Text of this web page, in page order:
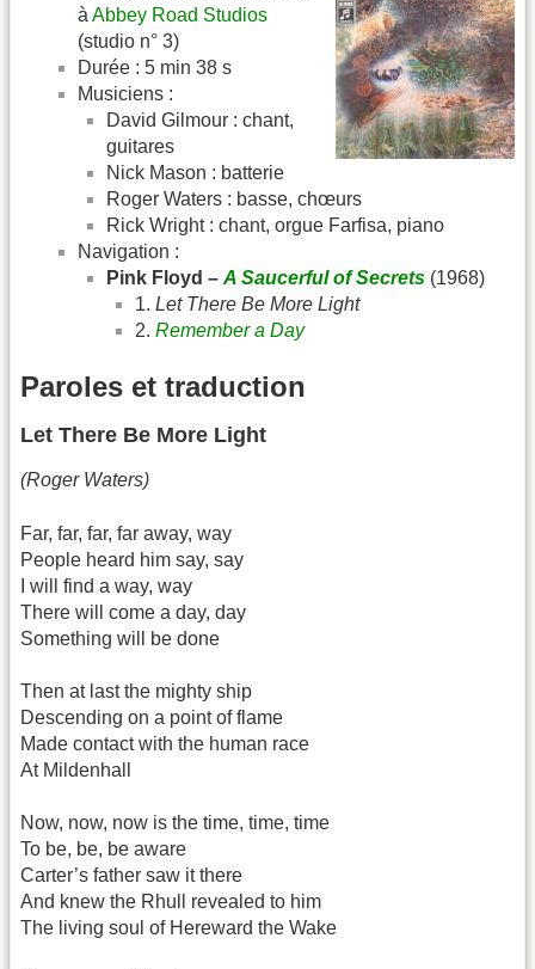
à Abbey Road Studios
(studio n° 3)
Durée : 5 min 38 s
Musiciens :
David Gilmour : chant,
guitares
Nick Mason : batterie
Roger Waters : basse, chœurs
Rick Wright : chant, orgue Farfisa, piano
Navigation :
Pink Floyd – A Saucerful of Secrets (1968)
1. Let There Be More Light
2. Remember a Day
Paroles et traduction
Let There Be More Light
(Roger Waters)
Far, far, far, far away, way
People heard him say, say
I will find a way, way
There will come a day, day
Something will be done
Then at last the mighty ship
Descending on a point of flame
Made contact with the human race
At Mildenhall
Now, now, now is the time, time, time
To be, be, be aware
Carter’s father saw it there
And knew the Rhull revealed to him
The living soul of Hereward the Wake